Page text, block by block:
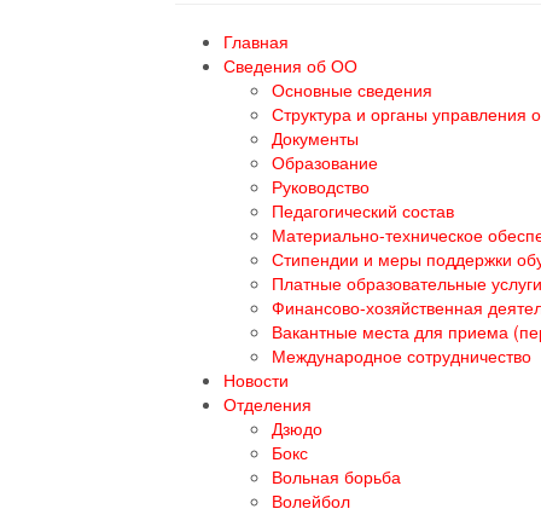
Главная
Сведения об ОО
Основные сведения
Структура и органы управления
Документы
Образование
Руководство
Педагогический состав
Материально-техническое
Стипендии и меры поддержки
Платные образовательные услуги
Финансово-хозяйственная
Вакантные места для приема
Международное сотрудничество
Новости
Отделения
Дзюдо
Бокс
Вольная борьба
Волейбол